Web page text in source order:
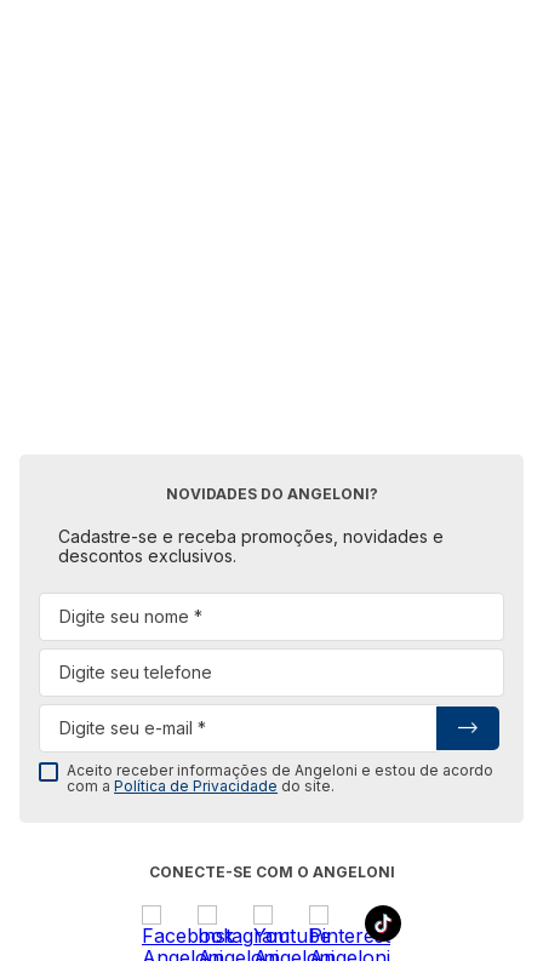
NOVIDADES DO ANGELONI?
Cadastre-se e receba promoções, novidades e
descontos exclusivos.
Aceito receber informações de Angeloni e estou de acordo
com aPolítica de Privacidade do site.
CONECTE-SE COM O ANGELONI